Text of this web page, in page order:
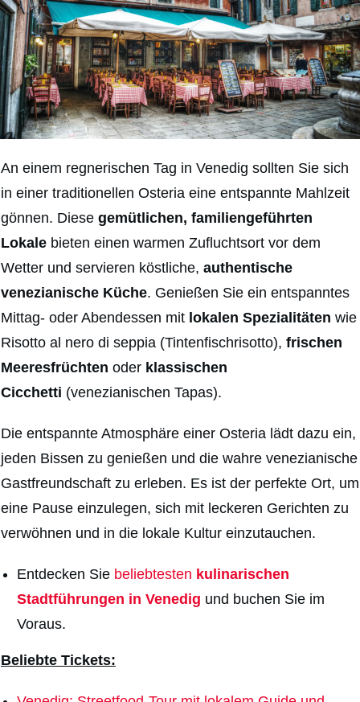
An einem regnerischen Tag in Venedig sollten Sie sich
in einer traditionellen Osteria eine entspannte Mahlzeit
gönnen. Diese gemütlichen, familiengeführten
Lokale bieten einen warmen Zufluchtsort vor dem
Wetter und servieren köstliche, authentische
venezianische Küche. Genießen Sie ein entspanntes
Mittag- oder Abendessen mit lokalen Spezialitäten wie
Risotto al nero di seppia (Tintenfischrisotto), frischen
Meeresfrüchten oder klassischen
Cicchetti (venezianischen Tapas).
Die entspannte Atmosphäre einer Osteria lädt dazu ein,
jeden Bissen zu genießen und die wahre venezianische
Gastfreundschaft zu erleben. Es ist der perfekte Ort, um
eine Pause einzulegen, sich mit leckeren Gerichten zu
verwöhnen und in die lokale Kultur einzutauchen.
Entdecken Sie beliebtesten kulinarischen
Stadtführungen in Venedig und buchen Sie im
Voraus.
Beliebte Tickets: